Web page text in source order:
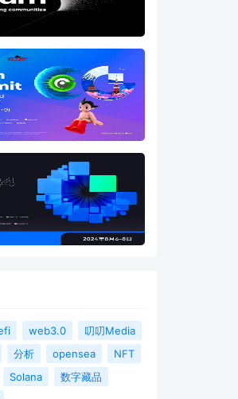
web3.0
叨叨Media
分析 opensea
NFT
Solana
数字藏品